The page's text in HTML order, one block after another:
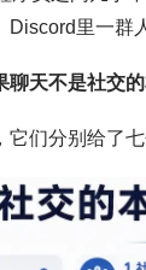
Discord里一群
聊天不是社交
它们分别给了